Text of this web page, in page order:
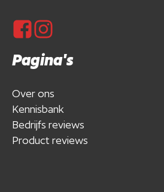
Pagina's
Over ons
Kennisbank
Bedrijfs reviews
Product reviews